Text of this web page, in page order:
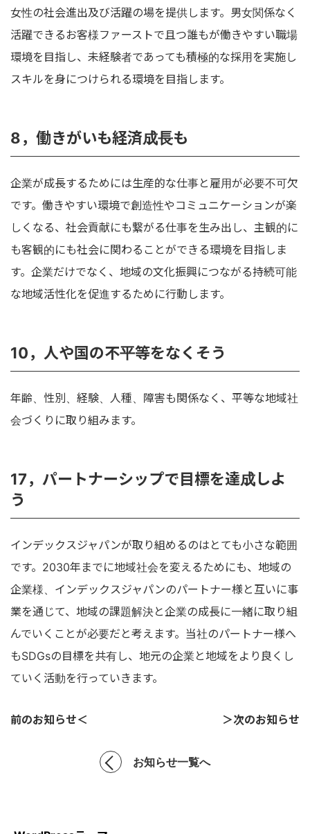
女性の社会進出及び活躍の場を提供します。男女関係なく
活躍できるお客様ファーストで且つ誰もが働きやすい職場
環境を目指し、未経験者であっても積極的な採用を実施し
スキルを身につけられる環境を目指します。
8，働きがいも経済成長も
企業が成長するためには生産的な仕事と雇用が必要不可欠
です。働きやすい環境で創造性やコミュニケーションが楽
しくなる、社会貢献にも繋がる仕事を生み出し、主観的に
も客観的にも社会に関わることができる環境を目指しま
す。企業だけでなく、地域の文化振興につながる持続可能
な地域活性化を促進するために行動します。
10，人や国の不平等をなくそう
年齢、性別、経験、人種、障害も関係なく、平等な地域社
会づくりに取り組みます。
17，パートナーシップで目標を達成しよ
う
インデックスジャパンが取り組めるのはとても小さな範囲
です。2030年までに地域社会を変えるためにも、地域の
企業様、インデックスジャパンのパートナー様と互いに事
業を通じて、地域の課題解決と企業の成長に一緒に取り組
んでいくことが必要だと考えます。当社のパートナー様へ
もSDGsの目標を共有し、地元の企業と地域をより良くし
ていく活動を行っていきます。
前のお知らせ＜ ＞次のお知らせ
お知らせ一覧へ